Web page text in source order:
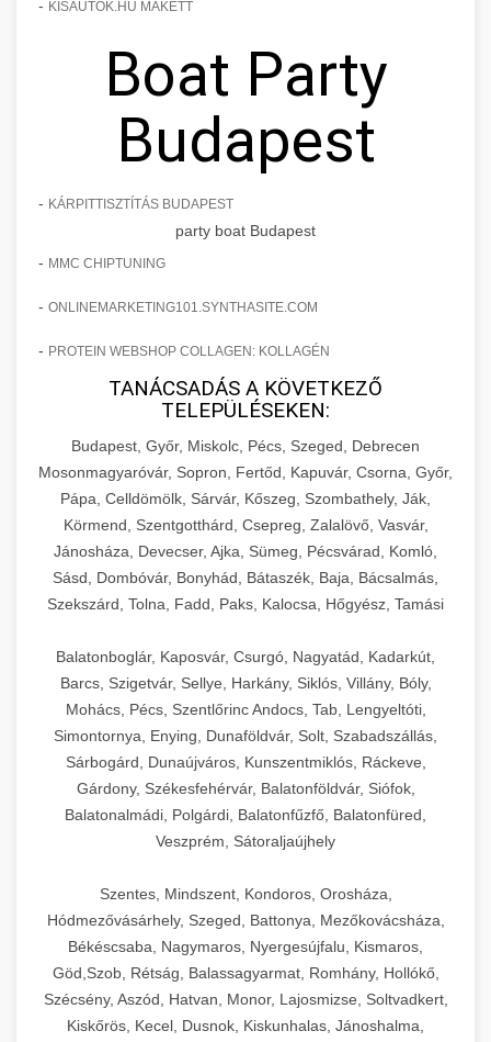
- KISAUTOK.HU MAKETT
Boat Party
Budapest
- KÁRPITTISZTÍTÁS BUDAPEST
party boat Budapest
- MMC CHIPTUNING
- ONLINEMARKETING101.SYNTHASITE.COM
- PROTEIN WEBSHOP COLLAGEN: KOLLAGÉN
TANÁCSADÁS A KÖVETKEZŐ
TELEPÜLÉSEKEN:
Budapest, Győr, Miskolc, Pécs, Szeged, Debrecen
Mosonmagyaróvár, Sopron, Fertőd, Kapuvár, Csorna, Győr,
Pápa, Celldömölk, Sárvár, Kőszeg, Szombathely, Ják,
Körmend, Szentgotthárd, Csepreg, Zalalövő, Vasvár,
Jánosháza, Devecser, Ajka, Sümeg, Pécsvárad, Komló,
Sásd, Dombóvár, Bonyhád, Bátaszék, Baja, Bácsalmás,
Szekszárd, Tolna, Fadd, Paks, Kalocsa, Hőgyész, Tamási
Balatonboglár, Kaposvár, Csurgó, Nagyatád, Kadarkút,
Barcs, Szigetvár, Sellye, Harkány, Siklós, Villány, Bóly,
Mohács, Pécs, Szentlőrinc Andocs, Tab, Lengyeltóti,
Simontornya, Enying, Dunaföldvár, Solt, Szabadszállás,
Sárbogárd, Dunaújváros, Kunszentmiklós, Ráckeve,
Gárdony, Székesfehérvár, Balatonföldvár, Siófok,
Balatonalmádi, Polgárdi, Balatonfűzfő, Balatonfüred,
Veszprém, Sátoraljaújhely
Szentes, Mindszent, Kondoros, Orosháza,
Hódmezővásárhely, Szeged, Battonya, Mezőkovácsháza,
Békéscsaba, Nagymaros, Nyergesújfalu, Kismaros,
Göd,Szob, Rétság, Balassagyarmat, Romhány, Hollókő,
Szécsény, Aszód, Hatvan, Monor, Lajosmizse, Soltvadkert,
Kiskőrös, Kecel, Dusnok, Kiskunhalas, Jánoshalma,